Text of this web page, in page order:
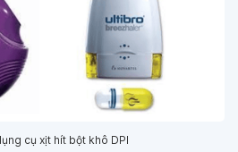
cụ xịt hít bột khô DPI